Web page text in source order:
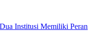
Institusi Memiliki Peran